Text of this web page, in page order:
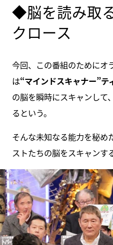
◆脳を読み取
クロース
今回、この番組のためにオ
は“マインドスキャナー”テ
の脳を瞬時にスキャンして
るという。
そんな未知なる能力を秘め
ストたちの脳をスキャンす